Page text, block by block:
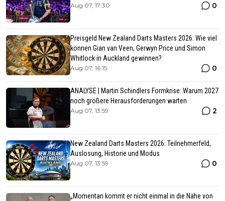
Aug 07, 17:30 0
Preisgeld New Zealand Darts Masters 2026: Wie viel
können Gian van Veen, Gerwyn Price und Simon
Whitlock in Auckland gewinnen?
Aug 07, 16:15 0
ANALYSE | Martin Schindlers Formkrise: Warum 2027
noch größere Herausforderungen warten
Aug 07, 13:59 2
New Zealand Darts Masters 2026: Teilnehmerfeld,
Auslosung, Historie und Modus
Aug 07, 13:59 0
„Momentan kommt er nicht einmal in die Nähe von